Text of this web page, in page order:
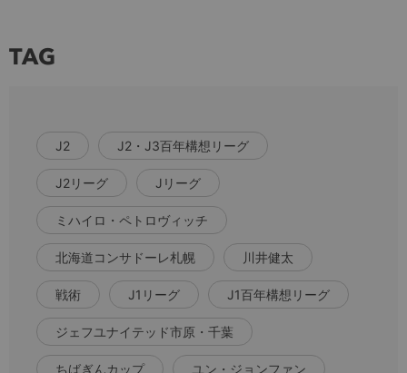
TAG
J2 J2・J3百年構想リーグ
J2リーグ Jリーグ
ミハイロ・ペトロヴィッチ
北海道コンサドーレ札幌 川井健太
戦術 J1リーグ J1百年構想リーグ
ジェフユナイテッド市原・千葉
ちばぎんカップ ユン・ジョンファン